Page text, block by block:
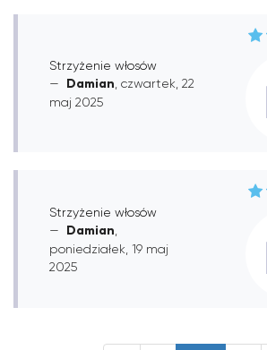
Strzyżenie włosów
Damian , czwartek, 22
maj 2025
Strzyżenie włosów
Damian
poniedziałek, 19 maj
2025